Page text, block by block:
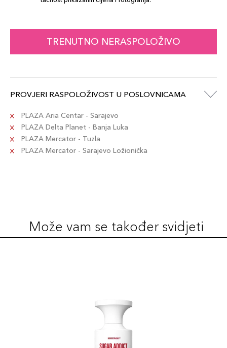
TRENUTNO NERASPOLOŽIVO
PROVJERI RASPOLOŽIVOST U POSLOVNICAMA
PLAZA Aria Centar - Sarajevo
PLAZA Delta Planet - Banja Luka
PLAZA Mercator - Tuzla
PLAZA Mercator - Sarajevo Ložionička
Može vam se također svidjeti